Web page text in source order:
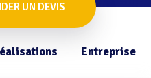
UN DEVIS
Entreprises